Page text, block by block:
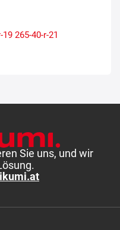
19 265-40-r-21
Sie uns, und wir